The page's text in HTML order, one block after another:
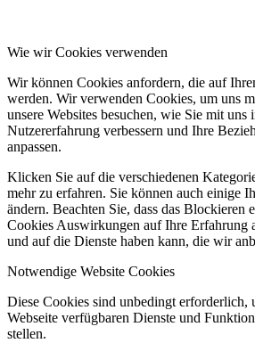
Wie wir Cookies verwenden
Wir können Cookies anfordern, die auf
werden. Wir verwenden Cookies, um uns
unsere Websites besuchen, wie Sie mit uns
Nutzererfahrung verbessern und Ihre
anpassen.
Klicken Sie auf die verschiedenen
mehr zu erfahren. Sie können auch einige
ändern. Beachten Sie, dass das Blockieren
Cookies Auswirkungen auf Ihre Erfahrung
und auf die Dienste haben kann, die wir
Notwendige Website Cookies
Diese Cookies sind unbedingt erforderlich,
Webseite verfügbaren Dienste und
stellen.